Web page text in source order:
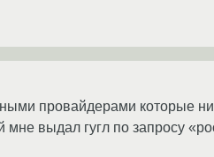
провайдерами которые
выдал гугл по запросу